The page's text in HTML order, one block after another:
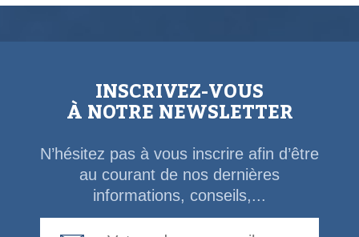
INSCRIVEZ-VOUS
À NOTRE NEWSLETTER
N’hésitez pas à vous inscrire afin d’être
au courant de nos dernières
informations, conseils,...